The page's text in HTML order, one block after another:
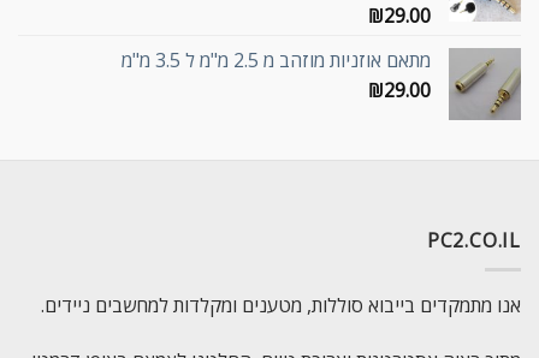
₪29.00
מתאם אוזניות מוזהב מ 2.5 מ"מ ל 3.5 מ"מ
₪29.00
PC2.CO.IL
אנו מתמקדים בייבוא סוללות, מטענים ומקלדות למחשבים ניידים.